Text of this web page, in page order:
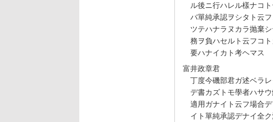
ル後ニ行ハレル樣ナコ
バ單純承認ヲシタト云
ツテハナラヌカラ抛棄
務ヲ負ハセルト云フコ
要ハナイカト考ヘマス
富井政章君
丁度今磯部君ガ述ベラ
デ書カズトモ學者ハサ
適用ガナイト云フ場合
イト單純承認デナイ全